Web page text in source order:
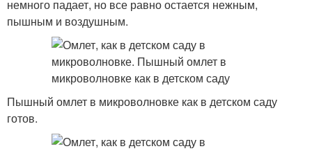
немного падает, но все равно остается нежным,
пышным и воздушным.
Пышный омлет в микроволновке как в детском саду
готов.